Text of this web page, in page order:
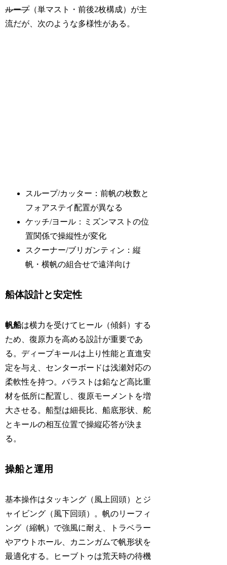
ループ（単マスト・前後2枚構成）が主
流だが、次のような多様性がある。
スループ/カッター：前帆の枚数と
フォアステイ配置が異なる
ケッチ/ヨール：ミズンマストの位
置関係で操縦性が変化
スクーナー/ブリガンティン：縦
帆・横帆の組合せで遠洋向け
船体設計と安定性
帆船は横力を受けてヒール（傾斜）する
ため、復原力を高める設計が重要であ
る。ディープキールは上り性能と直進安
定を与え、センターボードは浅瀬対応の
柔軟性を持つ。バラストは鉛など高比重
材を低所に配置し、復原モーメントを増
大させる。船型は細長比、船底形状、舵
とキールの相互位置で操縦応答が決ま
る。
操船と運用
基本操作はタッキング（風上回頭）とジ
ャイビング（風下回頭）。帆のリーフィ
ング（縮帆）で強風に耐え、トラベラー
やアウトホール、カニンガムで帆形状を
最適化する。ヒーブトゥは荒天時の待機